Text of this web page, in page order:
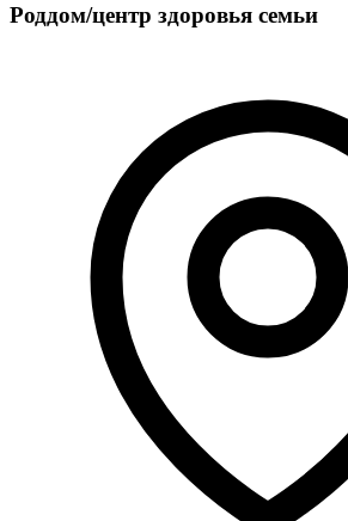
Роддом/центр здоровья семьи